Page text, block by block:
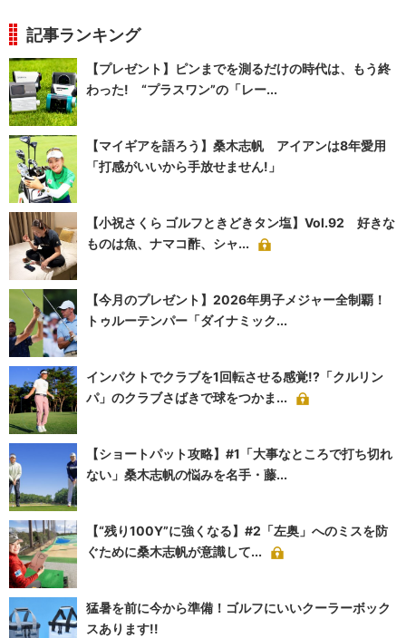
記事ランキング
【プレゼント】ピンまでを測るだけの時代は、もう終
わった! “プラスワン”の「レー...
【マイギアを語ろう】桑木志帆 アイアンは8年愛用
「打感がいいから手放せません!」
【小祝さくら ゴルフときどきタン塩】Vol.92 好きな
ものは魚、ナマコ酢、シャ...
【今月のプレゼント】2026年男子メジャー全制覇！
トゥルーテンパー「ダイナミック...
インパクトでクラブを1回転させる感覚!?「クルリン
パ」のクラブさばきで球をつかま...
【ショートパット攻略】#1「大事なところで打ち切れ
ない」桑木志帆の悩みを名手・藤...
【“残り100Y”に強くなる】#2「左奥」へのミスを防
ぐために桑木志帆が意識して...
猛暑を前に今から準備！ゴルフにいいクーラーボック
スあります!!